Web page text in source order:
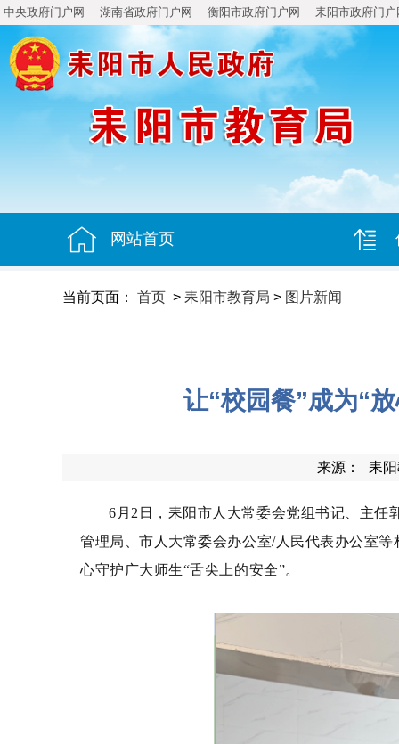
·中央政府门户网 ·湖南省政府门户网 ·衡阳市政府门户网 ·耒阳市政府门户
网站首页
当前页面： 首页 > 耒阳市教育局 > 图片新闻
让“校园餐”成为“
来源： 耒
6月2日，耒阳市人大常委会党组书记、主任
管理局、市人大常委会办公室/人民代表办公室等
心守护广大师生“舌尖上的安全”。